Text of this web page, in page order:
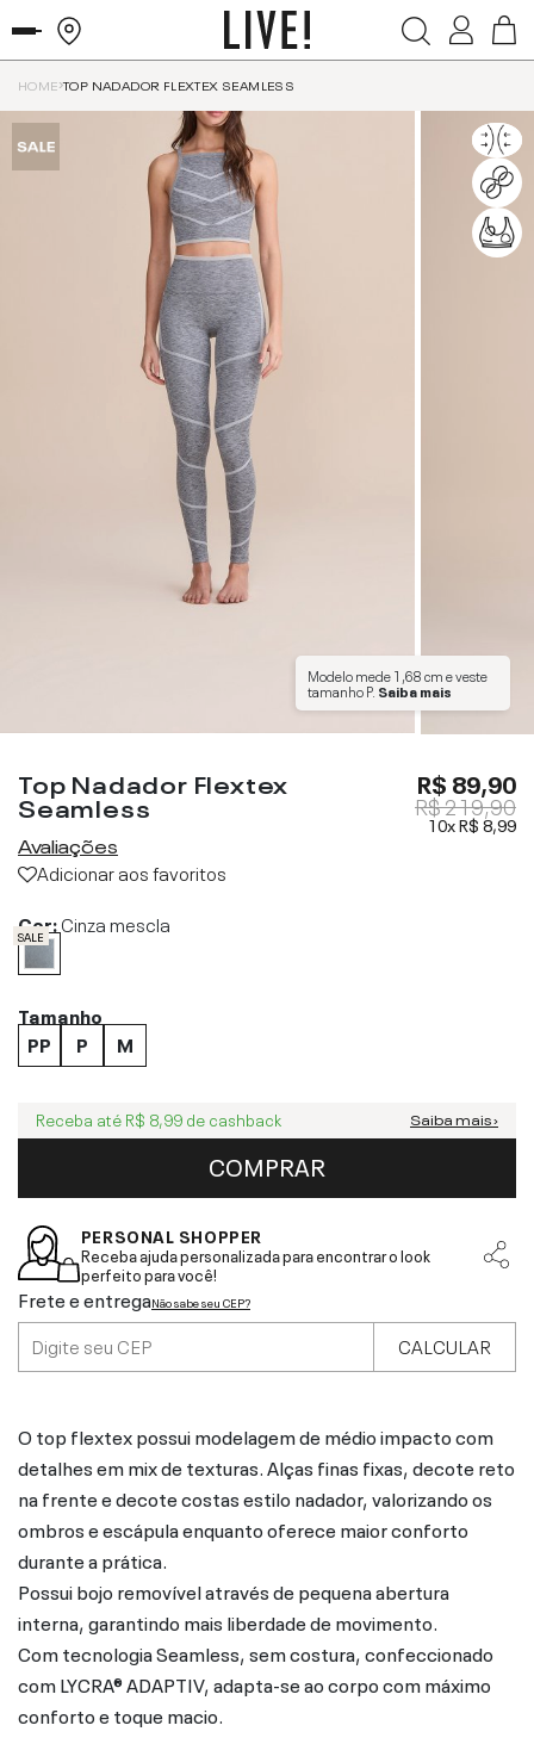
HOME TOP NADADOR FLEXTEX SEAMLESS
Modelo mede1,68 cme veste
tamanhoP. Saiba mais
Top Nadador Flextex
Seamless
Avaliações
Adicionar aos favoritos
R$ 89,90
R$ 219,90
10xR$ 8,99
Cor:Cinza mescla
SALE
Tamanho
PP
P M
Receba até R$ 8,99 de cashback Saiba mais ›
COMPRAR
PERSONAL SHOPPER
Receba ajuda personalizada para encontrar o look
perfeito para você!
Frete e entregaNão sabe seu CEP?
CALCULAR
O top flextex possui modelagem de médio impacto com
detalhes em mix de texturas. Alças finas fixas, decote reto
na frente e decote costas estilo nadador, valorizando os
ombros e escápula enquanto oferece maior conforto
durante a prática.
Possui bojo removível através de pequena abertura
interna, garantindo mais liberdade de movimento.
Com tecnologia Seamless, sem costura, confeccionado
com LYCRA® ADAPTIV, adapta-se ao corpo com máximo
conforto e toque macio.